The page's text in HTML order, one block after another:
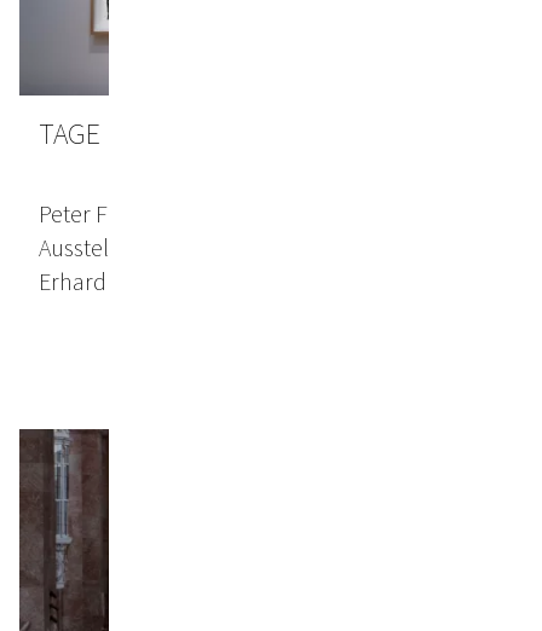
TAGE DER STILLE
Peter Frey Gallery Salzburg (Einzelausstellung)
Ausstellungsdauer: 24. Februar - 18. April 2026
Erhardplatz 3, 5020 Salzburg, Österreich